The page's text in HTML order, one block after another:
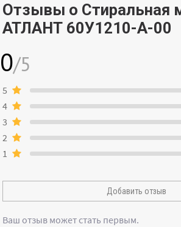
Отзывы о Стиральная
АТЛАНТ 60У1210-А-00
Ваш отзыв может стать первым.
0/5
5
4
3
2
1
Добавить отзыв